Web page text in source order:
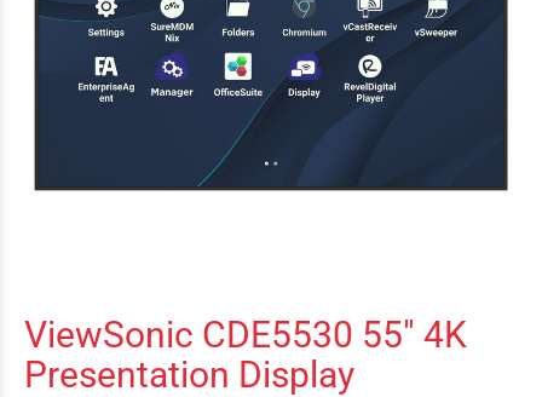
ViewSonic CDE5530 55" 4K
Presentation Display